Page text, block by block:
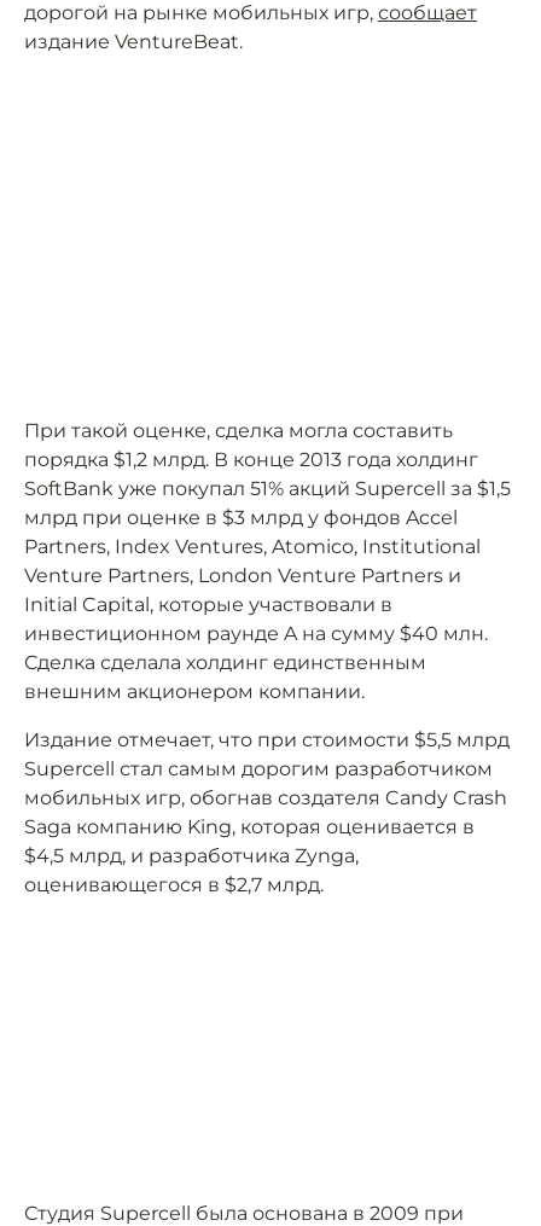
дорогой на рынке мобильных игр, сообщает
издание VentureBeat.
При такой оценке, сделка могла составить
порядка $1,2 млрд. В конце 2013 года холдинг
SoftBank уже покупал 51% акций Supercell за $1,5
млрд при оценке в $3 млрд у фондов Accel
Partners, Index Ventures, Atomico, Institutional
Venture Partners, London Venture Partners и
Initial Capital, которые участвовали в
инвестиционном раунде A на сумму $40 млн.
Сделка сделала холдинг единственным
внешним акционером компании.
Издание отмечает, что при стоимости $5,5 млрд
Supercell стал самым дорогим разработчиком
мобильных игр, обогнав создателя Candy Crash
Saga компанию King, которая оценивается в
$4,5 млрд, и разработчика Zynga,
оценивающегося в $2,7 млрд.
Студия Supercell была основана в 2009 при